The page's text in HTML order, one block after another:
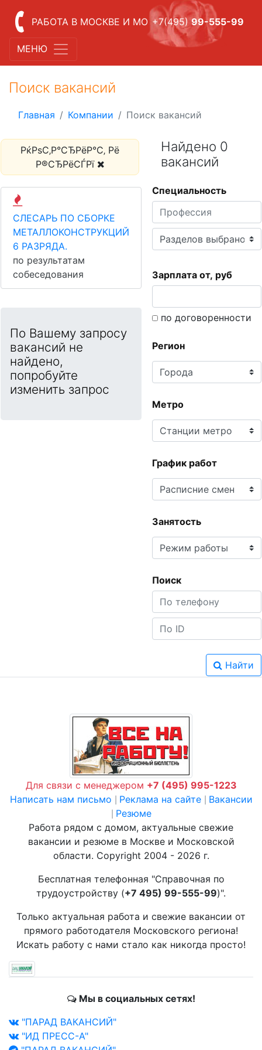
РАБОТА В МОСКВЕ И МО +7(495) 99-555-99
МЕНЮ
Поиск вакансий
Главная Компании Поиск вакансий
РќРѕС‚Р°СЂРёР°С‚ Рё
Р®СЂРёСЃРї
СЛЕСАРЬ ПО СБОРКЕ
МЕТАЛЛОКОНСТРУКЦИЙ
6 РАЗРЯДА.
по результатам
собеседования
По Вашему запросу
вакансий не
найдено,
попробуйте
изменить запрос
Найдено 0
вакансий
Специальность
Зарплата от, руб
по договоренности
Регион
Метро
График работ
Занятость
Поиск
Найти
Для связи с менеджером +7 (495) 995-1223
Написать нам письмо
Реклама на сайте Вакансии
Резюме
Работа рядом с домом, актуальные свежие
вакансии и резюме в Москве и Московской
области. Copyright 2004 - 2026 г.
Бесплатная телефонная "Справочная по
трудоустройству (+7 495) 99-555-99)".
Только актуальная работа и свежие вакансии от
прямого работодателя Московского региона!
Искать работу с нами стало как никогда просто!
Мы в социальных сетях!
"ПАРАД ВАКАНСИЙ"
"ИД ПРЕСС-А"